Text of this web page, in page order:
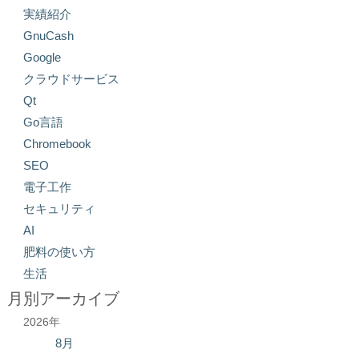
実績紹介
GnuCash
Google
クラウドサービス
Qt
Go言語
Chromebook
SEO
電子工作
セキュリティ
AI
肥料の使い方
生活
月別アーカイブ
2026年
8月